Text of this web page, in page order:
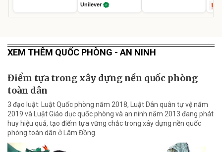
Unilever
XEM THÊM QUỐC PHÒNG - AN NINH
Điểm tựa trong xây dựng nền quốc phòng
toàn dân
3 đạo luật: Luật Quốc phòng năm 2018, Luật Dân quân tự vệ năm
2019 và Luật Giáo dục quốc phòng và an ninh năm 2013 đang phát
huy hiệu quả, tạo điểm tựa vững chắc trong xây dựng nền quốc
phòng toàn dân ở Lâm Đồng.